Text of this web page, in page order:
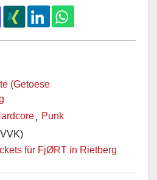
(Getoese
, Punk
für FjØRT in Rietberg